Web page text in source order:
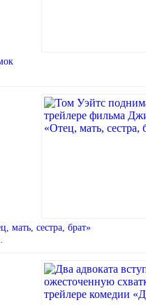
сестра, брат»